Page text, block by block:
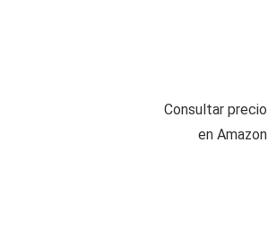
Consultar precio
en Amazon